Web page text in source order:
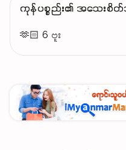
ကုန်ပစ္စည်း၏ အသေးစိ
🫶🏻 6 ဗူး